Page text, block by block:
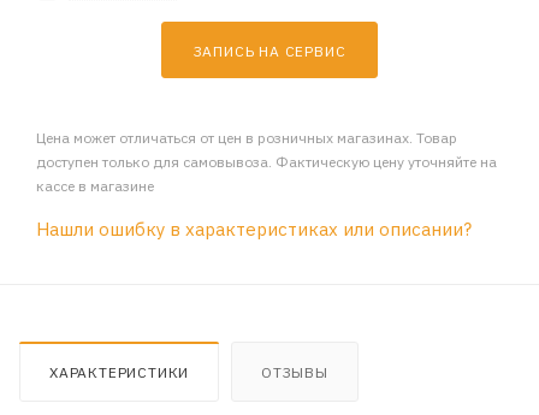
ЗАПИСЬ НА СЕРВИС
Цена может отличаться от цен в розничных магазинах. Товар
доступен только для самовывоза. Фактическую цену уточняйте на
кассе в магазине
Нашли ошибку в характеристиках или описании?
ХАРАКТЕРИСТИКИ ОТЗЫВЫ